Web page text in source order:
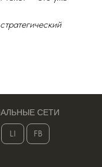
СЕТИ
FB
LI